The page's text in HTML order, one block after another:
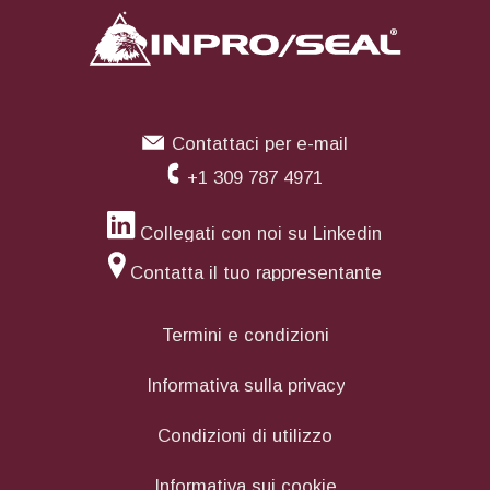
corretto, potrai aggiungerlo normalmente al
carrello.
Contattaci per e-mail
+1 309 787 4971
Collegati con noi su Linkedin
Contatta il tuo rappresentante
Termini e condizioni
Informativa sulla privacy
Condizioni di utilizzo